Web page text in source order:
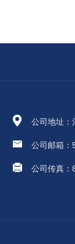
公司地址：
公司邮箱：
公司传真：